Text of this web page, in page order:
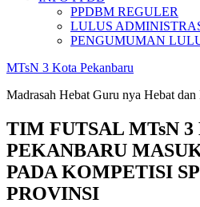
PPDBM REGULER
LULUS
PENGUMUMAN
MTsN 3 Kota Pekanbaru
Madrasah Hebat Guru nya Hebat dan
TIM FUTSAL MTsN 3
PEKANBARU
PADA KOMPETISI
PROVINSI